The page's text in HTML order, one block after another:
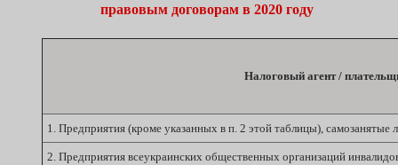
правовым договорам в 2020 году
Налоговый агент /
1. Предприятия (кроме указанных в п. 2 этой таблицы), самозанятые
2. Предприятия всеукраинских общественных организаций